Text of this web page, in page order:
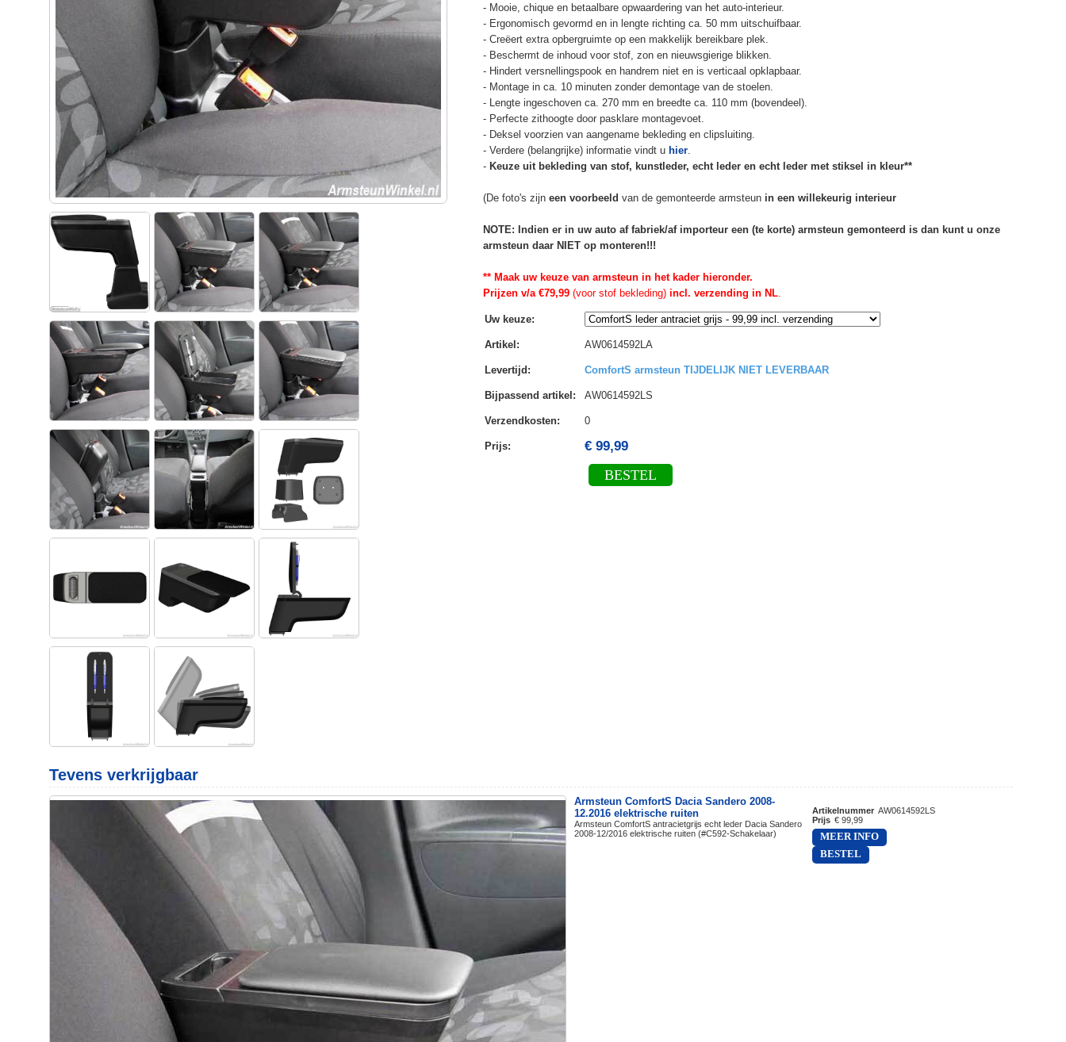
- Mooie, chique en betaalbare opwaardering van het auto-interieur.
- Ergonomisch gevormd en in lengte richting ca. 50 mm uitschuifbaar.
- Creëert extra opbergruimte op een makkelijk bereikbare plek.
- Beschermt de inhoud voor stof, zon en nieuwsgierige blikken.
- Hindert versnellingspook en handrem niet en is verticaal opklapbaar.
- Montage in ca. 10 minuten zonder demontage van de stoelen.
- Lengte ingeschoven ca. 270 mm en breedte ca. 110 mm (bovendeel).
- Perfecte zithoogte door pasklare montagevoet.
- Deksel voorzien van aangename bekleding en clipsluiting.
- Verdere (belangrijke) informatie vindt u hier.
- Keuze uit bekleding van stof, kunstleder, echt leder en echt leder met stiksel in kleur**
(De foto's zijn een voorbeeld van de gemonteerde armsteun in een willekeurig interieur
NOTE: Indien er in uw auto af fabriek/af importeur een (te korte) armsteun gemonteerd is dan kunt u onze
armsteun daar NIET op monteren!!!
** Maak uw keuze van armsteun in het kader hieronder.
Prijzen v/a €79,99(voor stof bekleding)incl. verzending in NL.
Uw keuze:
Artikel : AW0614592LA
Levertijd : ComfortS armsteun TIJDELIJK NIET LEVERBAAR
Bijpassend artikel : AW0614592LS
Verzendkosten: 0
Prijs: € 99,99
BESTEL
Tevens verkrijgbaar
Armsteun ComfortS Dacia Sandero 2008-
12.2016 elektrische ruiten
Armsteun ComfortS antracietgrijs echt leder Dacia Sandero
2008-12/2016 elektrische ruiten (#C592-Schakelaar)
Artikelnummer AW0614592LS
Prijs € 99,99
MEER INFO
BESTEL